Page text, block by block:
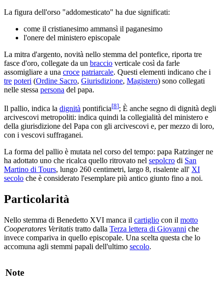
La figura dell'orso "addomesticato" ha due significati:
come il cristianesimo ammansì il paganesimo
l'onere del ministero episcopale
La mitra d'argento, novità nello stemma del pontefice, riporta tre
fasce d'oro, collegate da un braccio verticale così da farle
assomigliare a una croce patriarcale. Questi elementi indicano che i
tre poteri (Ordine Sacro, Giurisdizione, Magistero) sono collegati
nelle stessa persona del papa.
Il pallio, indica la dignità pontificia[8]; È anche segno di dignità degli
arcivescovi metropoliti: indica quindi la collegialità del ministero e
della giurisdizione del Papa con gli arcivescovi e, per mezzo di loro,
con i vescovi suffraganei.
La forma del pallio è mutata nel corso del tempo: papa Ratzinger ne
ha adottato uno che ricalca quello ritrovato nel sepolcro di San
Martino di Tours, lungo 260 centimetri, largo 8, risalente all' XI
secolo che è considerato l'esemplare più antico giunto fino a noi.
Particolarità
Nello stemma di Benedetto XVI manca il cartiglio con il motto
Cooperatores Veritatis tratto dalla Terza lettera di Giovanni che
invece compariva in quello episcopale. Una scelta questa che lo
accomuna agli stemmi papali dell'ultimo secolo.
Note